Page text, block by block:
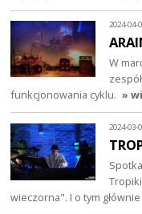
2024-04-
W
funkcjonowania cyklu. »
2024-03-
wieczorna". I o tym